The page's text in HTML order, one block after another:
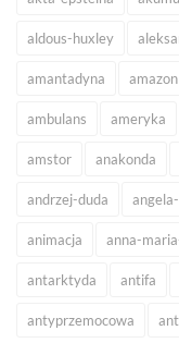
aldous-huxley
amantadyna amazon
ambulans ameryka
amstor anakonda
andrzej-duda
animacja anna-
antarktyda antifa
antyprzemocowa